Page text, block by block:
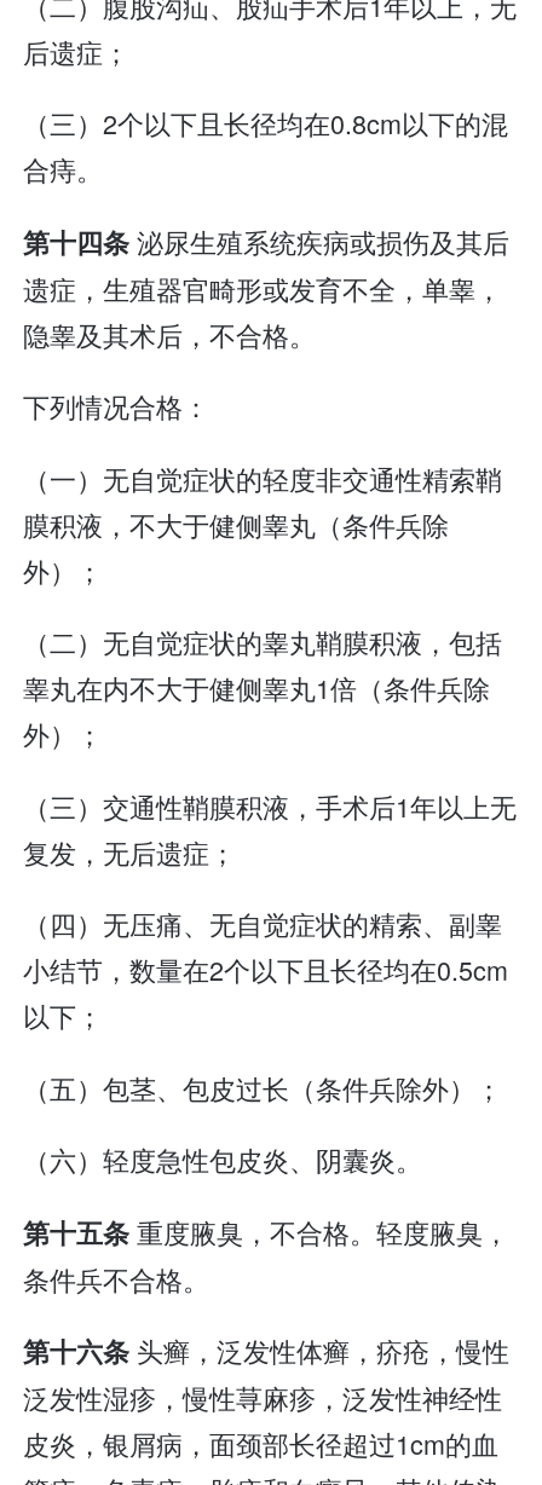
后遗症；
（三）2个以下且长径均在0.8cm以下的混
合痔。
第十四条泌尿生殖系统疾病或损伤及其后
遗症，生殖器官畸形或发育不全，单睾，
隐睾及其术后，不合格。
下列情况合格：
（一）无自觉症状的轻度非交通性精索鞘
膜积液，不大于健侧睾丸（条件兵除
外）；
（二）无自觉症状的睾丸鞘膜积液，包括
睾丸在内不大于健侧睾丸1倍（条件兵除
外）；
（三）交通性鞘膜积液，手术后1年以上无
复发，无后遗症；
（四）无压痛、无自觉症状的精索、副睾
小结节，数量在2个以下且长径均在0.5cm
以下；
（五）包茎、包皮过长（条件兵除外）；
（六）轻度急性包皮炎、阴囊炎。
第十五条重度腋臭，不合格。轻度腋臭，
条件兵不合格。
第十六条 头癣，泛发性体癣，疥疮，慢性
泛发性湿疹，慢性荨麻疹，泛发性神经性
皮炎，银屑病，面颈部长径超过1cm的血